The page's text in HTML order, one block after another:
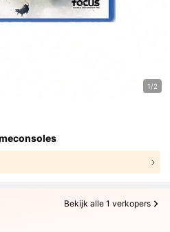
1/2
Bekijk alle 1 verkopers